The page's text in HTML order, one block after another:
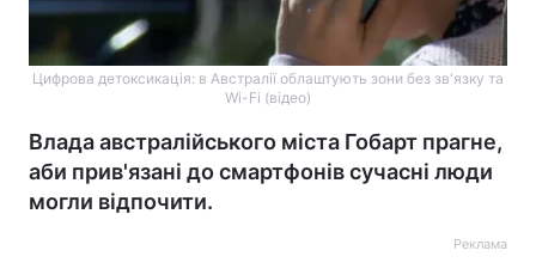
Цифрова детоксикація: в Австралії облаштують зони без зв'язку та
Wi-Fi (відео)
Влада австралійського міста Гобарт прагне,
аби прив'язані до смартфонів сучасні люди
могли відпочити.
Реклама